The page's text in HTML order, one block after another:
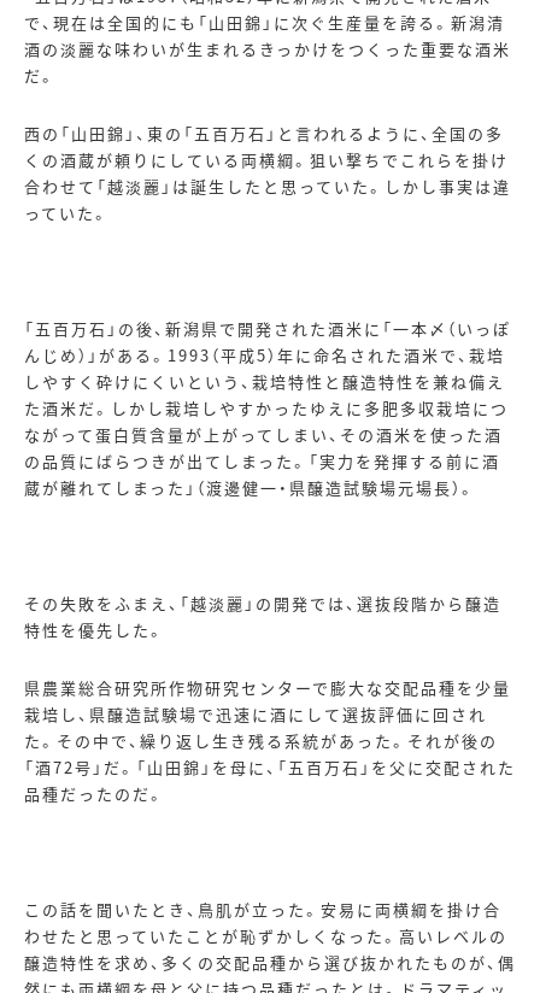
で、現在は全国的にも「山田錦」に次ぐ生産量を誇る。新潟清
酒の淡麗な味わいが生まれるきっかけをつくった重要な酒米
だ。
西の「山田錦」、東の「五百万石」と言われるように、全国の多
くの酒蔵が頼りにしている両横綱。狙い撃ちでこれらを掛け
合わせて「越淡麗」は誕生したと思っていた。しかし事実は違
っていた。
「五百万石」の後、新潟県で開発された酒米に「一本〆（いっぽ
んじめ）」がある。 1993 （平成5）年に命名された酒米で、栽培
しやすく砕けにくいという、栽培特性と醸造特性を兼ね備え
た酒米だ。しかし栽培しやすかったゆえに多肥多収栽培につ
ながって蛋白質含量が上がってしまい、その酒米を使った酒
の品質にばらつきが出てしまった。「実力を発揮する前に酒
蔵が離れてしまった」（渡邊健一・県醸造試験場元場長）。
その失敗をふまえ、「越淡麗」の開発では、選抜段階から醸造
特性を優先した。
県農業総合研究所作物研究センターで膨大な交配品種を少量
栽培し、県醸造試験場で迅速に酒にして選抜評価に回され
た。その中で、繰り返し生き残る系統があった。それが後の
「酒72号」だ。「山田錦」を母に、「五百万石」を父に交配された
品種だったのだ。
この話を聞いたとき、鳥肌が立った。安易に両横綱を掛け合
わせたと思っていたことが恥ずかしくなった。高いレベルの
醸造特性を求め、多くの交配品種から選び抜かれたものが、偶